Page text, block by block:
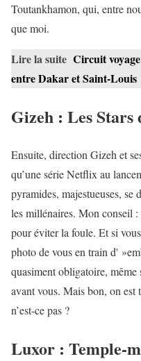
Toutankhamon, qui, entre
que moi.
Lire la suite Circuit
entre Dakar et Saint-Louis
Gizeh : Les Stars
Ensuite, direction Gizeh et
qu’une série Netflix au
pyramides, majestueuses, se
les millénaires. Mon conseil
pour éviter la foule. Et si
photo de vous en train d'
quasiment obligatoire,
avant vous. Mais bon, on est
n’est-ce pas ?
Luxor : Temple-